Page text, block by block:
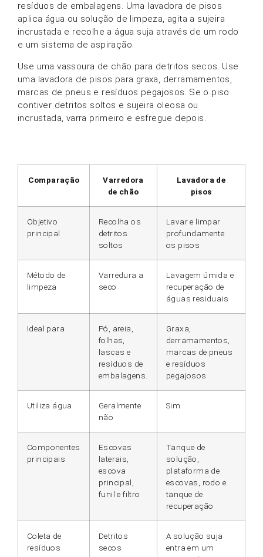
resíduos de embalagens. Uma lavadora de pisos
aplica água ou solução de limpeza, agita a sujeira
incrustada e recolhe a água suja através de um rodo
e um sistema de aspiração.
Use uma vassoura de chão para detritos secos. Use
uma lavadora de pisos para graxa, derramamentos,
marcas de pneus e resíduos pegajosos. Se o piso
contiver detritos soltos e sujeira oleosa ou
incrustada, varra primeiro e esfregue depois.
Comparação
Varredora
de chão
Lavadora de
pisos
Objetivo
principal
Recolha os
detritos
soltos
Lavar e limpar
profundamente
os pisos
Método de
limpeza
Varredura a
seco
Lavagem úmida e
recuperação de
águas residuais
Ideal para
Pó, areia,
folhas,
lascas e
resíduos de
embalagens.
Graxa,
derramamentos,
marcas de pneus
e resíduos
pegajosos
Utiliza água
Geralmente
não
Sim
Componentes
principais
Escovas
laterais,
escova
principal,
funil e filtro
Tanque de
solução,
plataforma de
escovas, rodo e
tanque de
recuperação
Coleta de
resíduos
Detritos
secos
A solução suja
entra em um